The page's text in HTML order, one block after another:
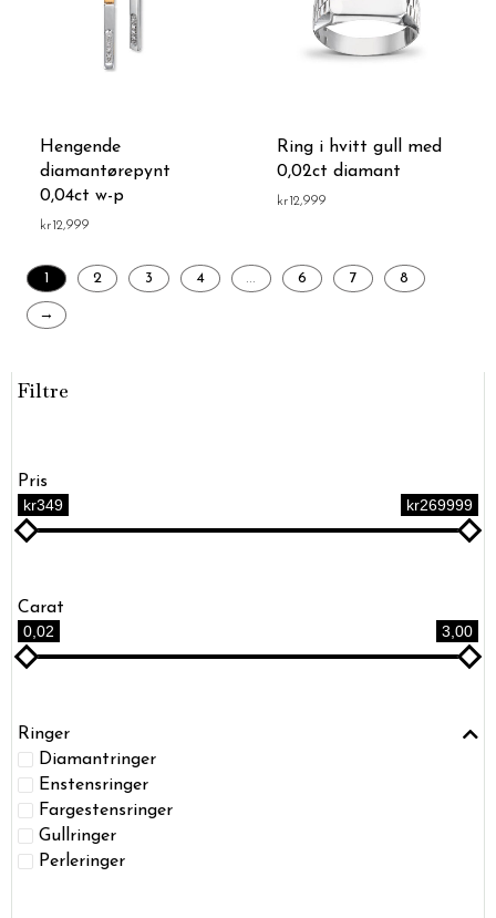
Filtre
Pris
kr349
kr269999
Carat
0,02
3,00
Ringer
Diamantringer
Enstensringer
Fargestensringer
Gullringer
Perleringer
Hengende
diamantørepynt
0,04ct w-p
kr12,999
Ring i hvitt gull med
0,02ct diamant
kr12,999
1 2 3 4 6 7 8
→